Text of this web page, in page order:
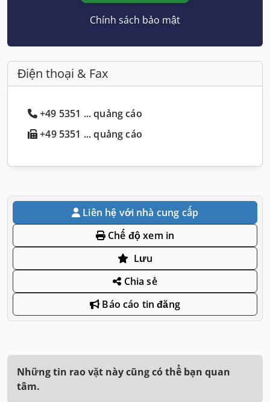
Chính sách bảo mật
Điện thoại & Fax
+49 5351 ... quảng cáo
+49 5351 ... quảng cáo
Liên hệ với nhà cung cấp
Chế độ xem in
Lưu
Chia sẻ
Báo cáo tin đăng
Những tin rao vặt này cũng có thể bạn quan
tâm.